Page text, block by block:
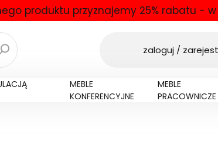
produktu przyznajemy 25% rabatu - w
zaloguj /
MEBLE
KONFERENCYJNE
MEBLE
PRACOWNICZE